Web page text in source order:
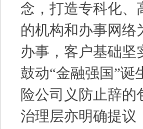
念，打造专科化、
的机构和办事网络
办事，客户基础坚
鼓动“金融强国”诞
险公司义防止辞的
治理层亦明确提议